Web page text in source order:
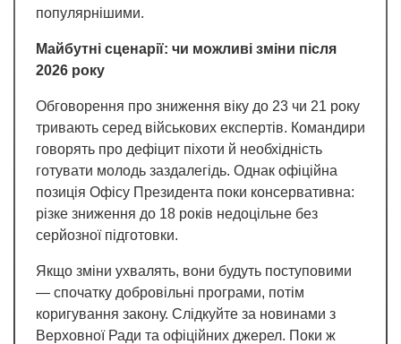
популярнішими.
Майбутні сценарії: чи можливі зміни після
2026 року
Обговорення про зниження віку до 23 чи 21 року
тривають серед військових експертів. Командири
говорять про дефіцит піхоти й необхідність
готувати молодь заздалегідь. Однак офіційна
позиція Офісу Президента поки консервативна:
різке зниження до 18 років недоцільне без
серйозної підготовки.
Якщо зміни ухвалять, вони будуть поступовими
— спочатку добровільні програми, потім
коригування закону. Слідкуйте за новинами з
Верховної Ради та офіційних джерел. Поки ж